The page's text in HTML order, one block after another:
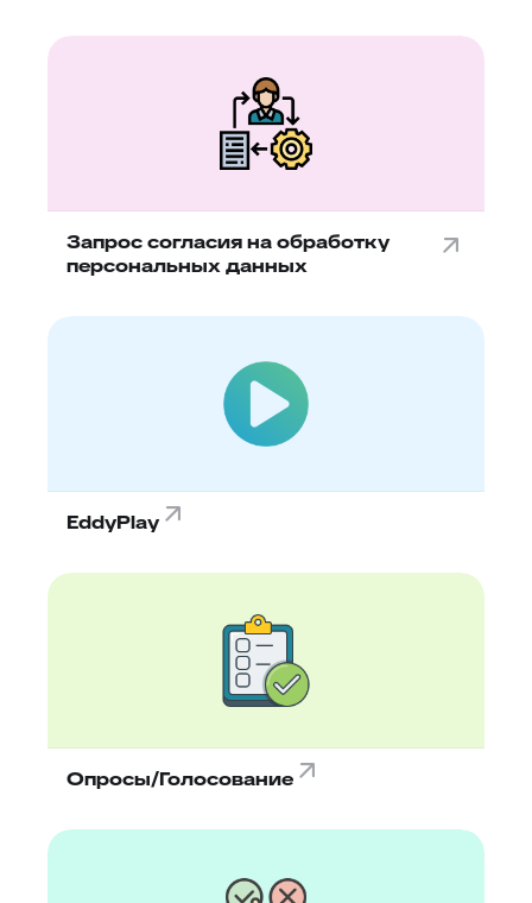
Запрос согласия на обработку
персональных данных
EddyPlay
Опросы/Голосование